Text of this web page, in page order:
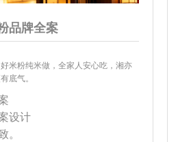
品牌全案
米粉纯米做，全家人安心吃，湘亦
底气。
设计